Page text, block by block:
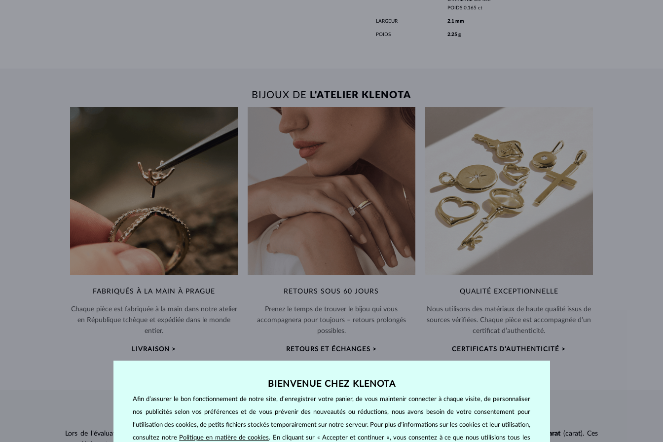
POIDS 0.165 ct
LARGEUR 2.1 mm
POIDS 2.25 g
BIJOUX DE L'ATELIER KLENOTA
FABRIQUÉS À LA MAIN À PRAGUE
Chaque pièce est fabriquée à la main dans notre atelier
en République tchèque et expédiée dans le monde
entier.
LIVRAISON >
RETOURS SOUS 60 JOURS
Prenez le temps de trouver le bijou qui vous
accompagnera pour toujours – retours prolongés
possibles.
RETOURS ET ÉCHANGES >
QUALITÉ EXCEPTIONNELLE
Nous utilisons des matériaux de haute qualité issus de
sources vérifiées. Chaque pièce est accompagnée d’un
certificat d’authenticité.
CERTIFICATS D’AUTHENTICITÉ >
BIJOUX ENDIAMANT
Lors de l’évaluation et de la certification des diamants , on utilise les 4 paramètres de base, appelés (cut), pureté couleur (color) et carat (carat). Ces
BIENVENUE CHEZ KLENOTA
Afin d’assurer le bon fonctionnement de notre site, d’enregistrer votre panier, de vous maintenir connecter à chaque visite, de personnaliser
nos publicités selon vos préférences et de vous prévenir des nouveautés ou réductions, nous avons besoin de votre consentement pour
l’utilisation des cookies, de petits fichiers stockés temporairement sur notre serveur. Pour plus d’informations sur les cookies et leur utilisation,
consultez notre Politique en matière de cookies. En cliquant sur « Accepter et continuer », vous consentez à ce que nous utilisions tous les